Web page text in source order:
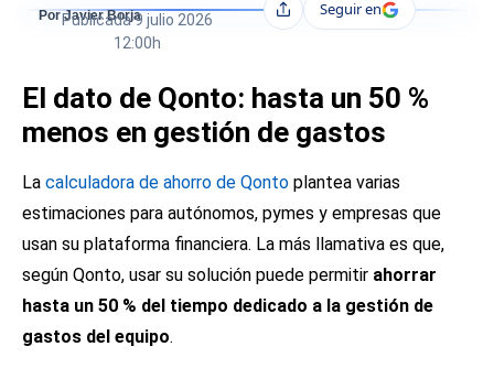
Por Javier Borja
Publicada9 julio 2026
12:00h
CompartirSeguir en
El dato de Qonto: hasta un 50 %
menos en gestión de gastos
La calculadora de ahorro de Qonto plantea varias
estimaciones para autónomos, pymes y empresas que
usan su plataforma financiera. La más llamativa es que,
según Qonto, usar su solución puede permitir ahorrar
hasta un 50 % del tiempo dedicado a la gestión de
gastos del equipo.